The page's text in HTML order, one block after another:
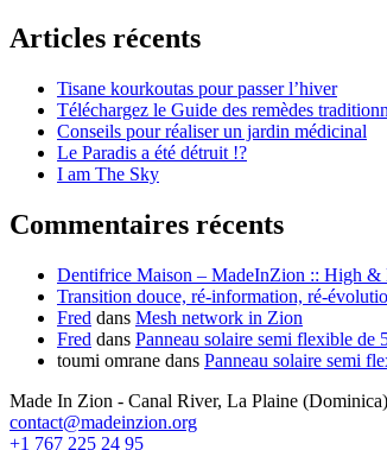
Articles récents
Tisane kourkoutas pour passer l’hiver
Téléchargez le Guide des remèdes
Conseils pour réaliser un jardin médicinal
Le Paradis a été détruit !?
I am The Sky
Commentaires récents
Dentifrice Maison – MadeInZion :: High
Transition douce, ré-information, ré-
Fred dans Mesh network in Zion
Fred dans Panneau solaire semi flexible
toumi omrane dans Panneau solaire semi
Made In Zion - Canal River, La Plaine (Dominica)
contact@madeinzion.org
+1 767 225 24 95